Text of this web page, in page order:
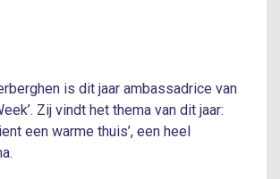
is dit jaar ambassadrice van
Zij vindt het thema van dit jaar:
een warme thuis’, een heel